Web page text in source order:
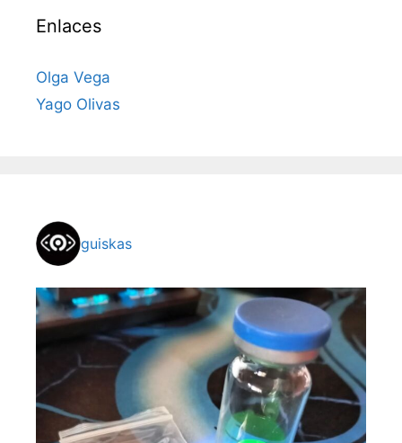
Enlaces
Olga Vega
Yago Olivas
guiskas